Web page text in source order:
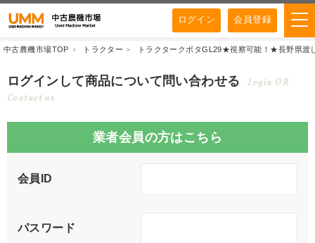
ログイン 会員登録
中古農機市場TOP トラクター トラクタークボタGL29★視察可能！★長野県渡
ログインして商品について問い合わせる
Login OR
Contact us
業者会員の方はこちら
会員ID
パスワード